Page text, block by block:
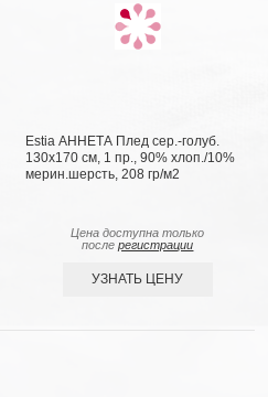
Estia АННЕТА Плед сер.-голуб.
130х170 см, 1 пр., 90% хлоп./10%
мерин.шерсть, 208 гр/м2
Цена доступна только
послерегистрации
УЗНАТЬ ЦЕНУ